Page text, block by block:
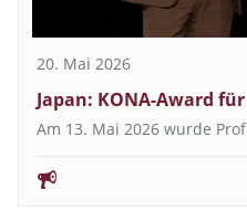
20. Mai 2026
Japan: KONA-Award
Am 13. Mai 2026 wurde